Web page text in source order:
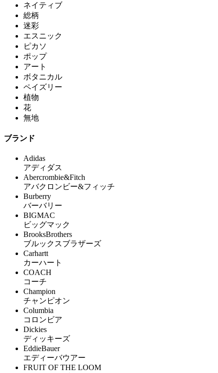
ネイティブ
総柄
迷彩
エスニック
ピカソ
ポップ
アート
ボタニカル
ペイズリー
植物
花
無地
ブランド
Adidas
アディダス
Abercrombie&Fitch
アバクロンビー&フィッチ
Burberry
バーバリー
BIGMAC
ビッグマック
BrooksBrothers
ブルックスブラザーズ
Carhartt
カーハート
COACH
コーチ
Champion
チャンピオン
Columbia
コロンビア
Dickies
ディッキーズ
EddieBauer
エディーバウアー
FRUIT OF THE LOOM